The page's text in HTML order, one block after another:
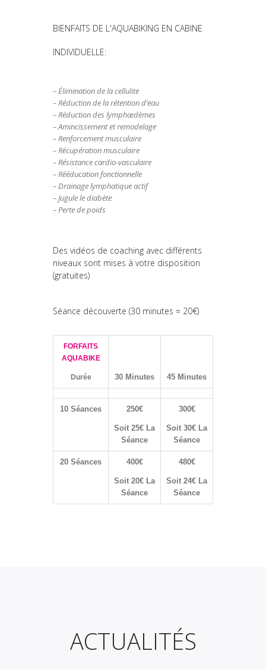
BIENFAITS DE L'AQUABIKING EN CABINE
INDIVIDUELLE:
– Élimination de la cellulite
– Réduction de la rétention d’eau
– Réduction des lymphœdèmes
– Amincissement et remodelage
– Renforcement musculaire
– Récupération musculaire
– Résistance cardio-vasculaire
– Rééducation fonctionnelle
– Drainage lymphatique actif
– Jugule le diabète
– Perte de poids
Des vidéos de coaching avec différents
niveaux sont mises à votre disposition
(gratuites)
Séance découverte (30 minutes = 20€)
FORFAITS
AQUABIKE
Durée 30 Minutes 45 Minutes
10 Séances 250€
Soit 25€ La
Séance
300€
Soit 30€ La
Séance
20 Séances 400€
Soit 20€ La
Séance
480€
Soit 24€ La
Séance
ACTUALITÉS